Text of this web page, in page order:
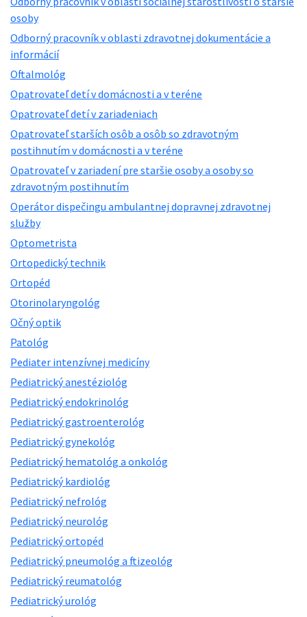
osoby
Odborný pracovník v oblasti zdravotnej dokumentácie a
informácií
Oftalmológ
Opatrovateľ detí v domácnosti a v teréne
Opatrovateľ detí v zariadeniach
Opatrovateľ starších osôb a osôb so zdravotným
postihnutím v domácnosti a v teréne
Opatrovateľ v zariadení pre staršie osoby a osoby so
zdravotným postihnutím
Operátor dispečingu ambulantnej dopravnej zdravotnej
služby
Optometrista
Ortopedický technik
Ortopéd
Otorinolaryngológ
Očný optik
Patológ
Pediater intenzívnej medicíny
Pediatrický anestéziológ
Pediatrický endokrinológ
Pediatrický gastroenterológ
Pediatrický gynekológ
Pediatrický hematológ a onkológ
Pediatrický kardiológ
Pediatrický nefrológ
Pediatrický neurológ
Pediatrický ortopéd
Pediatrický pneumológ a ftizeológ
Pediatrický reumatológ
Pediatrický urológ